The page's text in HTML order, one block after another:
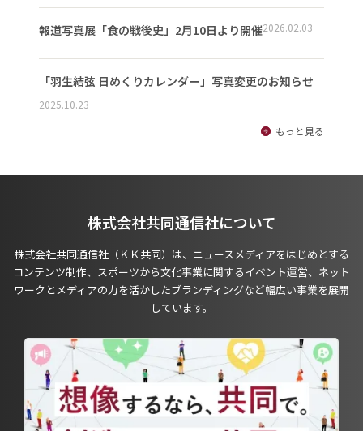
報道写真展「食の戦後史」2月10日より開催2026.02.03
「羽生結弦 日めくりカレンダー」写真変更のお知らせ
2025.10.23
もっと見る
株式会社共同通信社について
株式会社共同通信社（ＫＫ共同）は、ニュースメディアをはじめとする
コンテンツ制作、スポーツから文化事業に関するイベント運営、ネット
ワークとメディアの力を活かしたブランディングなど幅広い事業を展開
しています。